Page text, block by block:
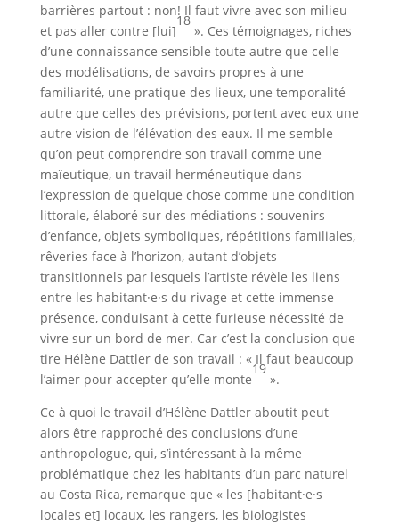
barrières partout : non! Il faut vivre avec son milieu
et pas aller contre [lui]
18
». Ces témoignages, riches
d’une connaissance sensible toute autre que celle
des modélisations, de savoirs propres à une
familiarité, une pratique des lieux, une temporalité
autre que celles des prévisions, portent avec eux une
autre vision de l’élévation des eaux. Il me semble
qu’on peut comprendre son travail comme une
maïeutique, un travail herméneutique dans
l’expression de quelque chose comme une condition
littorale, élaboré sur des médiations : souvenirs
d’enfance, objets symboliques, répétitions familiales,
rêveries face à l’horizon, autant d’objets
transitionnels par lesquels l’artiste révèle les liens
entre les habitant·e·s du rivage et cette immense
présence, conduisant à cette furieuse nécessité de
vivre sur un bord de mer. Car c’est la conclusion que
tire Hélène Dattler de son travail : « Il faut beaucoup
l’aimer pour accepter qu’elle monte
19
».
Ce à quoi le travail d’Hélène Dattler aboutit peut
alors être rapproché des conclusions d’une
anthropologue, qui, s’intéressant à la même
problématique chez les habitants d’un parc naturel
au Costa Rica, remarque que « les [habitant·e·s
locales et] locaux, les rangers, les biologistes